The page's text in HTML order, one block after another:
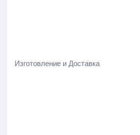
Изготовление и Доставка